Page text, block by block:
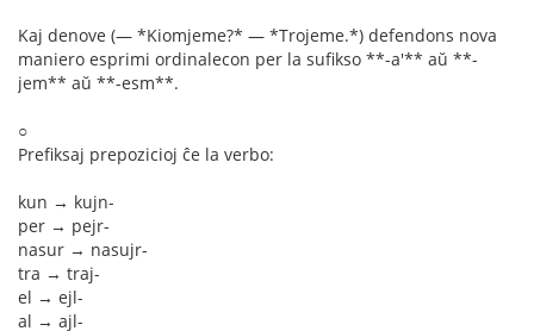
Kaj denove (— *Kiomjeme?* — *Trojeme.*) defendons nova
maniero esprimi ordinalecon per la sufikso **-a'** aŭ **-
jem** aŭ **-esm**.
○
Prefiksaj prepozicioj ĉe la verbo:
kun → kujn-
per → pejr-
nasur → nasujr-
tra → traj-
el → ejl-
al → ajl-